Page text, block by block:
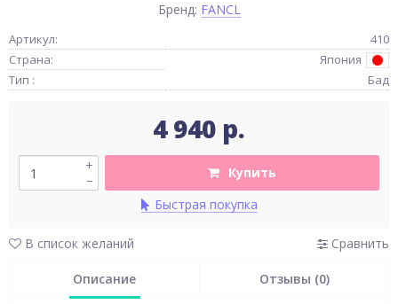
Бренд: FANCL
Артикул:
410
Страна:
Япония
Тип :
Бад
4 940 р.
–
+
Купить
Быстрая покупка
В список желаний Сравнить
Описание Отзывы (0)